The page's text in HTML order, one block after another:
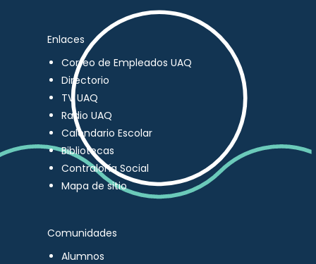
Enlaces
Correo de Empleados UAQ
Directorio
TV UAQ
Radio UAQ
Calendario Escolar
Bibliotecas
Contraloría Social
Mapa de sitio
Comunidades
Alumnos